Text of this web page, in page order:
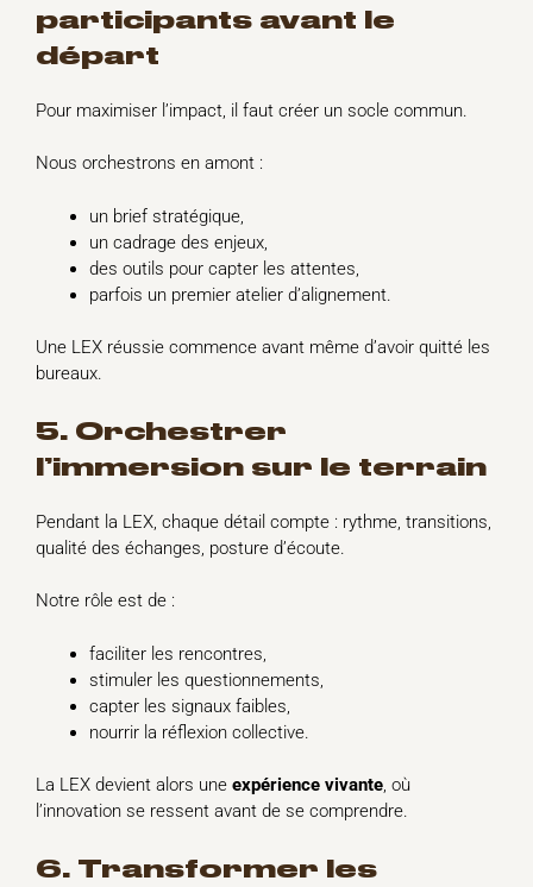
participants avant le
départ
Pour maximiser l’impact, il faut créer un socle commun.
Nous orchestrons en amont :
un brief stratégique,
un cadrage des enjeux,
des outils pour capter les attentes,
parfois un premier atelier d’alignement.
Une LEX réussie commence avant même d’avoir quitté les
bureaux.
5. Orchestrer
l’immersion sur le terrain
Pendant la LEX, chaque détail compte : rythme, transitions,
qualité des échanges, posture d’écoute.
Notre rôle est de :
faciliter les rencontres,
stimuler les questionnements,
capter les signaux faibles,
nourrir la réflexion collective.
La LEX devient alors une expérience vivante, où
l’innovation se ressent avant de se comprendre.
6. Transformer les